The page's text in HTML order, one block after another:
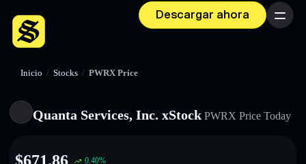
Descargar ahora Menú
Inicio / Stocks / PWRX Price
Quanta Services, Inc. xStock PWRX Price Today
0.40%